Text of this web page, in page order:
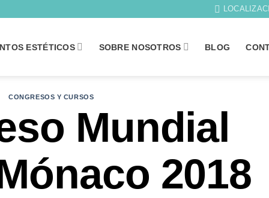
ESTÉTICOS SOBRE NOSOTROS BLOG
CONGRESOS Y CURSOS
Mundial
2018